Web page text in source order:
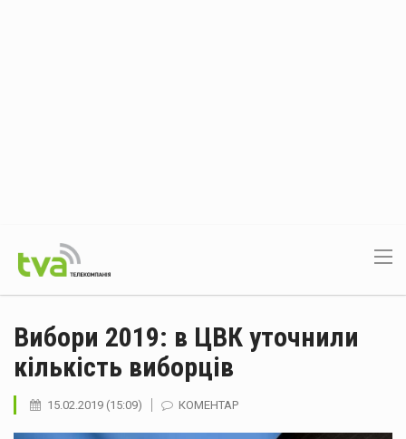
Вибори 2019: в ЦВК уточнили
кількість виборців
15.02.2019 (15:09) КОМЕНТАР